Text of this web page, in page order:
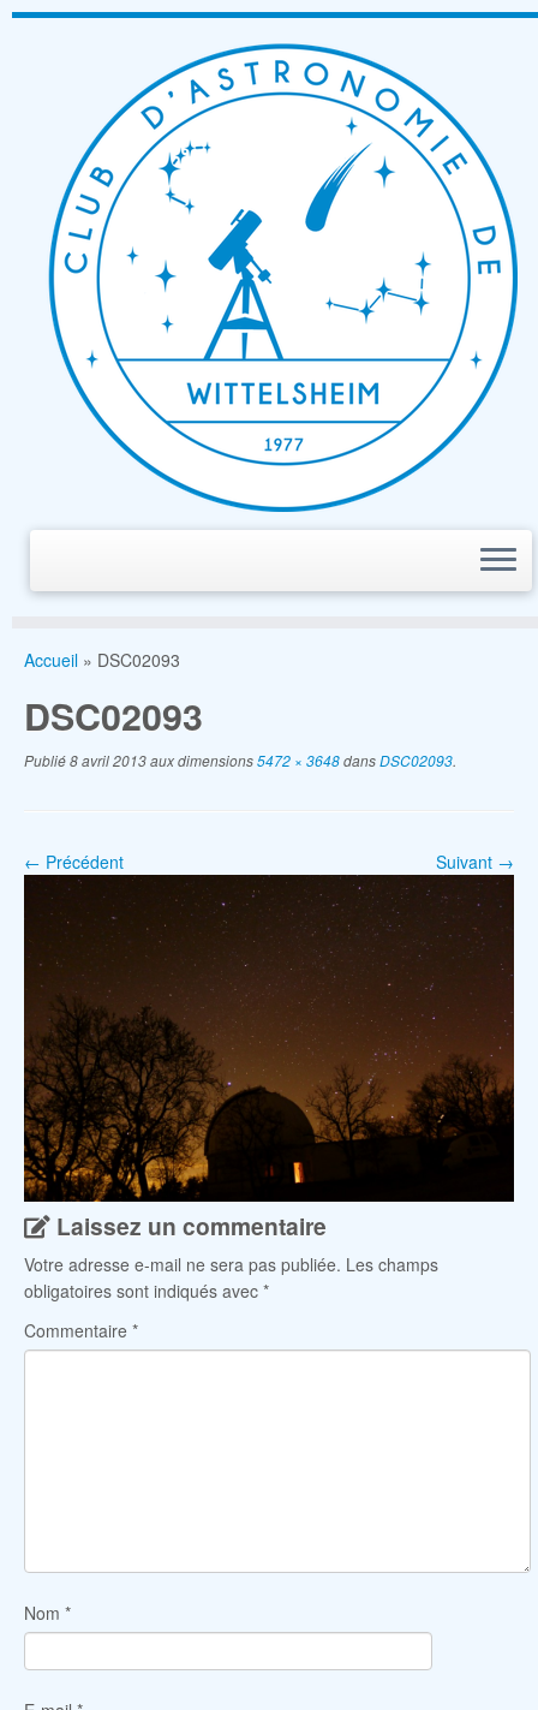
Passer
Accueil » DSC02093
DSC02093
Publié8 avril 2013aux dimensions5472 × 3648dansDSC02093.
← Précédent Suivant →
Laissez un commentaire
Votre adresse e-mail ne sera pas publiée. Les champs
obligatoires sont indiqués avec *
Commentaire *
Nom *